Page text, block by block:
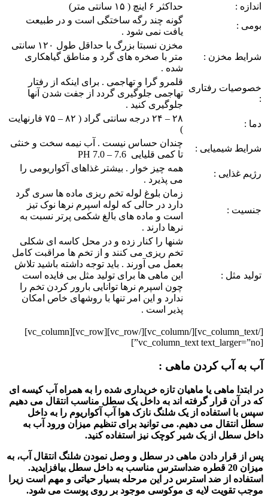
اندازه :
حداکثر ۶ اینچ ( ۱۵ سانتی متر)
بومی :
گونه چند رگه ساختگی است و در طبیعت
یافت نمی شود .
شرایط مخزن :
مخزن نسبتا بزرگ با حداقل طول ۱۲۰ سانتی
متر با صخره های گرد و مناطق گیاهکاری
شده .
خصوصیات رفتاری
:
قلمرو گرا و تهاجمی . برای اینکه از رفتار
تهاجمی جلوگیری گردد از جفت شدن آنها
جلوگیری کنید .
دما :
۲۸ – ۲۴ درجه سانتی گراد ( ۸۲ – ۷۵ فارنهایت
)
شرایط شیمیایی :
چندان حساس نیست . آب نیمه سخت و خنثی
تا کمی قلیایی PH 7.0 – 7.6
رژیم غذایی :
همه چیز خوار . بیشتر غذاهای آکواریومی را
می پذیرد .
جنسیت :
زمان بلوغ لوله تخم ریزی ماده ها سری گرد
دارد در حالی که لوله اسپرم نرها نوک تیز
است و ماده های بالغ شکمی پرتر نسبت به
نرها دارند .
تولید مثل :
شنها را کنار زده و در محل کاسه ای شکلی
تخم ریزی می کنند و از تخم ها مراقبت کامل
بعمل می آورند . باید توجه داشته باشید تلاش
این ماهی ها برای تولید مثل بی فایده است
چون اسپرم نرها توانایی بارور کردن تخم را
ندارد و این امر تنها با روشهای خاص امکان
پذیر است .
[/vc_column_text][/vc_column][/vc_row][vc_row][vc_column]
[vc_column_text text_larger=”no”]
آب به آب کردن ماهی :
در ابتدا ماهی یا ماهیان تازه خریداری شده را به همراه آب کیسه ای
که در آن قرار گرفته اند به داخل یک سطل مناسب انتقال می دهیم
سپس با استفاده از یک شلنگ نازک هوا آب آکواریوم را به داخل
سطل انتقال می دهیم. می توانید برای تنظیم میزان ورود آب به
داخل سطل از یک شیر کوچک نیز استفاده کنید.
پس از قرار دادن ماهی در سطل و وصل نمودن شلنگ انتقال آب، به
میزان 20 قطره ضداسترس مناسب به داخل سطل بیافزایدید.
استفاده از ضد استرس در این مرحله بسیار حیاتی و مهم است زیرا
موجب تقویت لایه ی موکوسی موجود بر روی پوست می شود.